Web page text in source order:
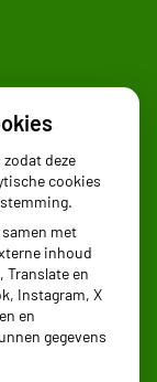
deze
cookies
met
inhoud
Translate en
Instagram, X
en
gegevens